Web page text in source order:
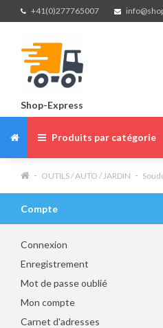
+41(0)277765007
Shop-Express
Produits par catégorie
OUTILS / AUTO / JARDIN
Compte
Connexion
Enregistrement
Mot de passe oublié
Mon compte
Carnet d'adresses